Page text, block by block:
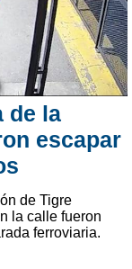
de la
escapar
de Tigre
la calle fueron
ferroviaria.